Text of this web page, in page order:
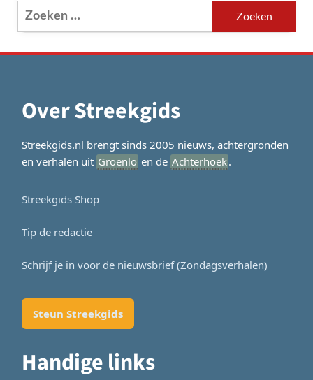
Zoeken
naar:
Over Streekgids
Streekgids.nl brengt sinds 2005 nieuws, achtergronden
en verhalen uit Groenlo en de Achterhoek.
Streekgids Shop
Tip de redactie
Schrijf je in voor de nieuwsbrief (Zondagsverhalen)
Steun Streekgids
Handige links